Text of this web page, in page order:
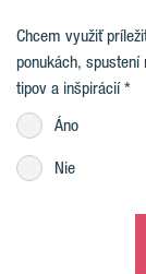
Chcem využiť
ponukách,
tipov a inšpirácií
Áno
Nie